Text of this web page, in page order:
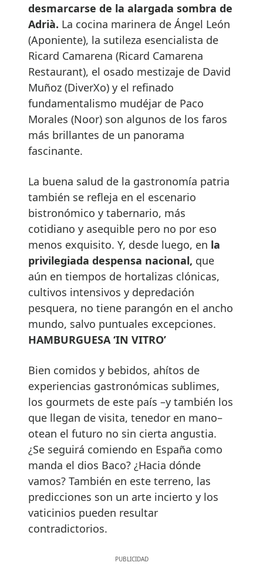
desmarcarse de la alargada sombra de
Adrià. La cocina marinera de Ángel León
(Aponiente), la sutileza esencialista de
Ricard Camarena (Ricard Camarena
Restaurant), el osado mestizaje de David
Muñoz (DiverXo) y el refinado
fundamentalismo mudéjar de Paco
Morales (Noor) son algunos de los faros
más brillantes de un panorama
fascinante.
La buena salud de la gastronomía patria
también se refleja en el escenario
bistronómico y tabernario, más
cotidiano y asequible pero no por eso
menos exquisito. Y, desde luego, en la
privilegiada despensa nacional, que
aún en tiempos de hortalizas clónicas,
cultivos intensivos y depredación
pesquera, no tiene parangón en el ancho
mundo, salvo puntuales excepciones.
HAMBURGUESA ‘IN VITRO’
Bien comidos y bebidos, ahítos de
experiencias gastronómicas sublimes,
los gourmets de este país –y también los
que llegan de visita, tenedor en mano–
otean el futuro no sin cierta angustia.
¿Se seguirá comiendo en España como
manda el dios Baco? ¿Hacia dónde
vamos? También en este terreno, las
predicciones son un arte incierto y los
vaticinios pueden resultar
contradictorios.